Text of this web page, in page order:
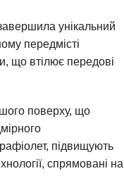
унікальний
передмісті
що втілює передові
поверху, що
підвищують
спрямовані на